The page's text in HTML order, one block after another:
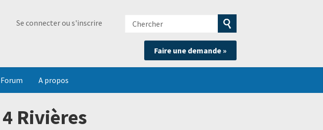
Se connecter ou s'inscrire
Chercher
Soumettre
la
recherche
Faire une demande »
Forum A propos
Rivières